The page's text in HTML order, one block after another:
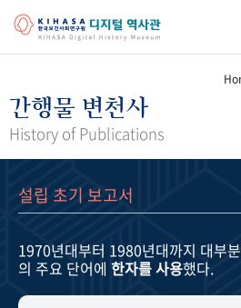
걸어온 길 기관 변천사
정책과 연구 키워드로 보는 연구 역사
기록물 아카이브
간행물 변천사
History of Publications
설립 초기 보고서
1970년대부터 1980년대까지 대부
의 주요 단어에 한자를 사용했다.